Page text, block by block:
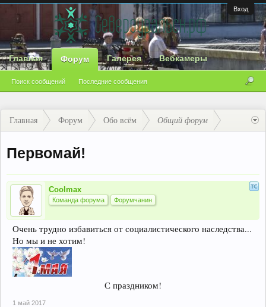
Вход
Главная Форум
Поиск сообщений Последние сообщения
Галерея Вебкамеры
Главная Форум Обо всём Общий форум
Первомай!
Coolmax
Команда форума Форумчанин
Очень трудно избавиться от социалистического наследства...
Но мы и не хотим!
С праздником!​
1 май 2017